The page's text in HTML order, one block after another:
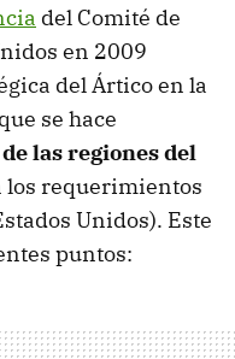
del Comité de
en 2009
del Ártico en la
se hace
las regiones del
los requerimientos
Unidos). Este
puntos: